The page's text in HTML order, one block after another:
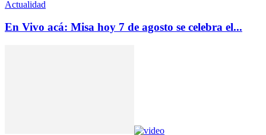
Actualidad
En Vivo acá: Misa hoy 7 de agosto se celebra el...